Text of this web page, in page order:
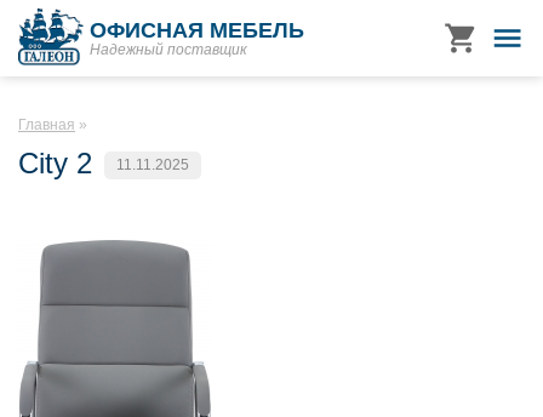
ОФИСНАЯ МЕБЕЛЬ
Надежный поставщик
Главная
City 2 11.11.2025